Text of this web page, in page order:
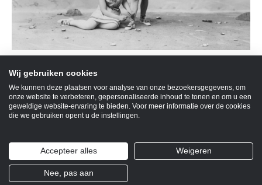
Een onderneemster, die al jarenlang keihard werkte aan haar
Namelijk .. voldoende geld verdienen met haar onderneming,
zodat ze op eigen benen kon gaan staan, werken met plezier,
en daarnaast ook nog ruimte om te kunnen genieten van het
Lees meer
© 2026 Kiekeboe kommunikatie
Wij gebruiken cookies
We kunnen deze plaatsen voor analyse van onze bezoekersgegevens, om
onze website te verbeteren, gepersonaliseerde inhoud te tonen en om u een
geweldige website-ervaring te bieden. Voor meer informatie over de cookies
die we gebruiken opent u de instellingen.
Accepteer alles Weigeren
Nee, pas aan